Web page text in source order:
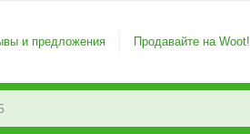
и предложения Продавайте на Woot!